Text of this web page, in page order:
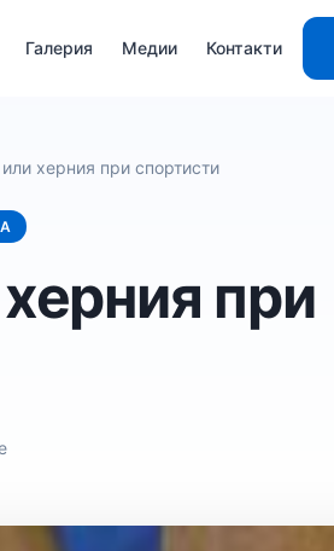
Галерия Медии Контакти
херния при спортисти
при